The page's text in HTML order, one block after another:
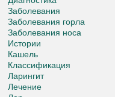
Заболевания
Заболевания горла
Заболевания носа
Истории
Кашель
Классификация
Ларингит
Лечение